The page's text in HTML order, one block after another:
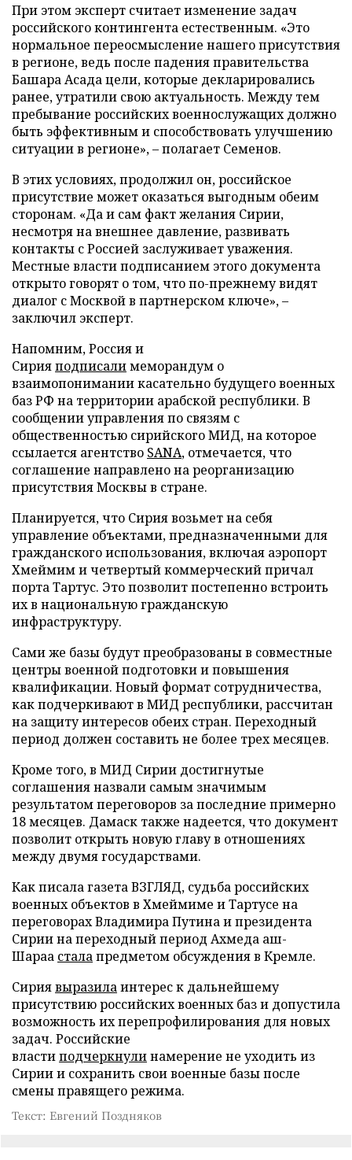
При этом эксперт считает изменение задач
российского контингента естественным. «Это
нормальное переосмысление нашего присутствия
в регионе, ведь после падения правительства
Башара Асада цели, которые декларировались
ранее, утратили свою актуальность. Между тем
пребывание российских военнослужащих должно
быть эффективным и способствовать улучшению
ситуации в регионе», – полагает Семенов.
В этих условиях, продолжил он, российское
присутствие может оказаться выгодным обеим
сторонам. «Да и сам факт желания Сирии,
несмотря на внешнее давление, развивать
контакты с Россией заслуживает уважения.
Местные власти подписанием этого документа
открыто говорят о том, что по-прежнему видят
диалог с Москвой в партнерском ключе», –
заключил эксперт.
Напомним, Россия и
Сирияподписалимеморандум о
взаимопонимании касательно будущего военных
баз РФ на территории арабской республики. В
сообщении управления по связям с
общественностью сирийского МИД, на которое
ссылается агентство SANA, отмечается, что
соглашение направлено на реорганизацию
присутствия Москвы в стране.
Планируется, что Сирия возьмет на себя
управление объектами, предназначенными для
гражданского использования, включая аэропорт
Хмеймим и четвертый коммерческий причал
порта Тартус. Это позволит постепенно встроить
их в национальную гражданскую
инфраструктуру.
Сами же базы будут преобразованы в совместные
центры военной подготовки и повышения
квалификации. Новый формат сотрудничества,
как подчеркивают в МИД республики, рассчитан
на защиту интересов обеих стран. Переходный
период должен составить не более трех месяцев.
Кроме того, в МИД Сирии достигнутые
соглашения назвали самым значимым
результатом переговоров за последние примерно
18 месяцев. Дамаск также надеется, что документ
позволит открыть новую главу в отношениях
между двумя государствами.
Как писала газета ВЗГЛЯД, судьба российских
военных объектов в Хмеймиме и Тартусе на
переговорах Владимира Путина и президента
Сирии на переходный период Ахмеда аш-
Шараа сталапредметом обсуждения в Кремле.
Сириявыразилаинтерес к дальнейшему
присутствию российских военных баз и допустила
возможность их перепрофилирования для новых
задач. Российские
властиподчеркнулинамерение не уходить из
Сирии и сохранить свои военные базы после
смены правящего режима.
Текст: Евгений Поздняков